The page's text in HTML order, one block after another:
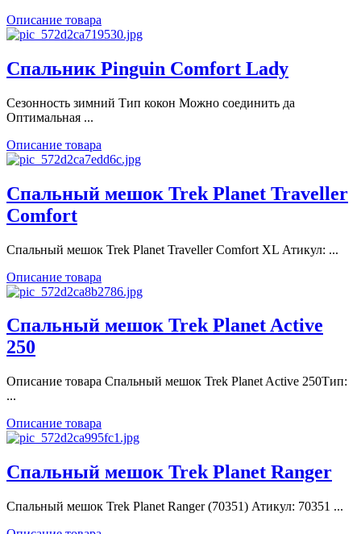
Описание товара
Спальник Pinguin Comfort Lady
Сезонность зимний Тип кокон Можно соединить да
Оптимальная ...
Описание товара
Спальный мешок Trek Planet Traveller
Comfort
Спальный мешок Trek Planet Traveller Comfort XL Атикул: ...
Описание товара
Спальный мешок Trek Planet Active
250
Описание товара Спальный мешок Trek Planet Active 250Тип:
...
Описание товара
Спальный мешок Trek Planet Ranger
Спальный мешок Trek Planet Ranger (70351) Атикул: 70351 ...